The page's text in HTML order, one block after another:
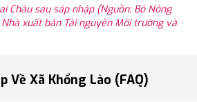
Châu sau sáp nhập (Nguồn: Bộ Nông
xuất bản Tài nguyên Môi trường và
Về Xã Khổng Lào (FAQ)